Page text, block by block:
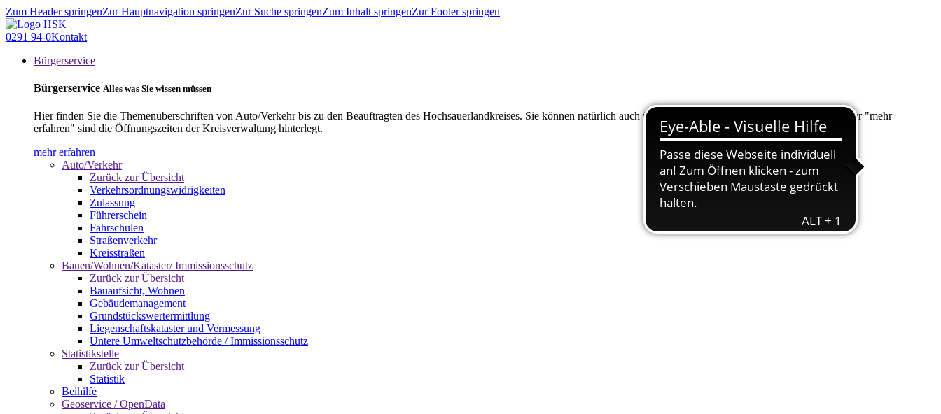
Zum Header springenZur Hauptnavigation springenZur Suche springenZum Inhalt springenZur Footer springen
0291 94-0Kontakt
Bürgerservice
Bürgerservice Alles was Sie wissen müssen
Hier finden Sie die Themenüberschriften von Auto/Verkehr bis zu den Beauftragten des Hochsauerlandkreises. Sie können natürlich auch über "Suche" nach Ihrem Anliegen suchen. Unter "mehr
erfahren" sind die Öffnungszeiten der Kreisverwaltung hinterlegt.
mehr erfahren
Auto/Verkehr
Zurück zur Übersicht
Verkehrsordnungswidrigkeiten
Zulassung
Führerschein
Fahrschulen
Straßenverkehr
Kreisstraßen
Bauen/Wohnen/Kataster/ Immissionsschutz
Zurück zur Übersicht
Bauaufsicht, Wohnen
Gebäudemanagement
Grundstückswertermittlung
Liegenschaftskataster und Vermessung
Untere Umweltschutzbehörde / Immissionsschutz
Statistikstelle
Zurück zur Übersicht
Statistik
Beihilfe
Geoservice / OpenData